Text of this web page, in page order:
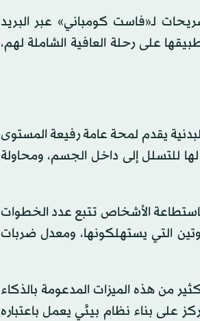
لـ«فاست كومباني» عبر البريد
على رحلة العافية الشاملة لهم،
يقدم لمحة عامة رفيعة المستوى
لها للتسلل إلى داخل الجسم، ومحاولة
باستطاعة الأشخاص تتبع عدد الخطوات
التي يستهلكونها، ومعدل ضربات
من هذه الميزات المدعومة بالذكاء
على بناء نظام بيئي يعمل باعتباره